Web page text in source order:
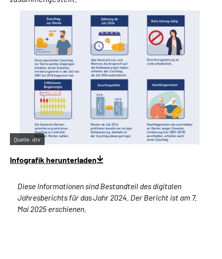
Quelle: drv
Infografik herunterladen
Diese Informationen sind Bestandteil des digitalen
Jahresberichts für das Jahr 2024. Der Bericht ist am 7.
Mai 2025 erschienen.